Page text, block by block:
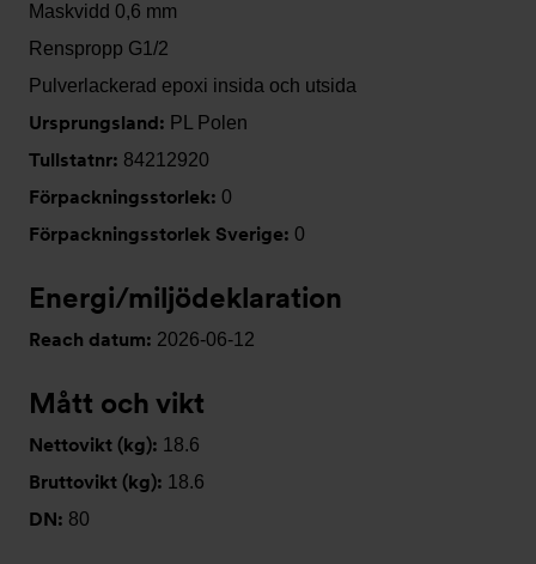
Maskvidd 0,6 mm
Renspropp G1/2
Pulverlackerad epoxi insida och utsida
Ursprungsland: PL Polen
Tullstatnr: 84212920
Förpackningsstorlek: 0
Förpackningsstorlek Sverige: 0
Energi/miljödeklaration
Reach datum: 2026-06-12
Mått och vikt
Nettovikt (kg): 18.6
Bruttovikt (kg): 18.6
DN: 80